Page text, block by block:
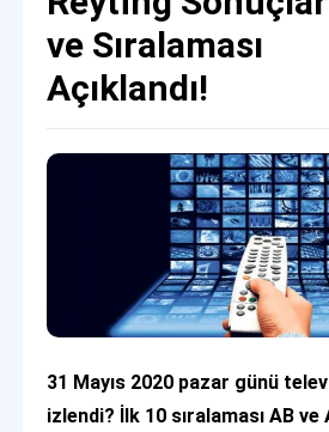
ve Sıralaması
Açıklandı!
31 Mayıs 2020 pazar günü
izlendi? İlk 10 sıralaması AB ve